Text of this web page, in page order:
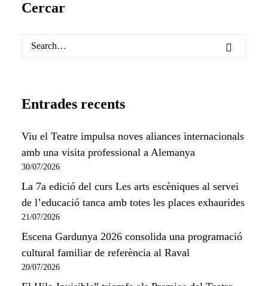
Cercar
Entrades recents
Viu el Teatre impulsa noves aliances internacionals
amb una visita professional a Alemanya
30/07/2026
La 7a edició del curs Les arts escèniques al servei
de l’educació tanca amb totes les places exhaurides
21/07/2026
Escena Gardunya 2026 consolida una programació
cultural familiar de referència al Raval
20/07/2026